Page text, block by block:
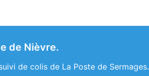
de Nièvre.
de colis de La Poste de Sermages.